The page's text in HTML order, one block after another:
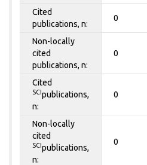
Cited
publications, n:
0
Non-locally
cited
publications, n:
0
Cited
SCIpublications,
n:
0
Non-locally
cited
SCIpublications,
n:
0